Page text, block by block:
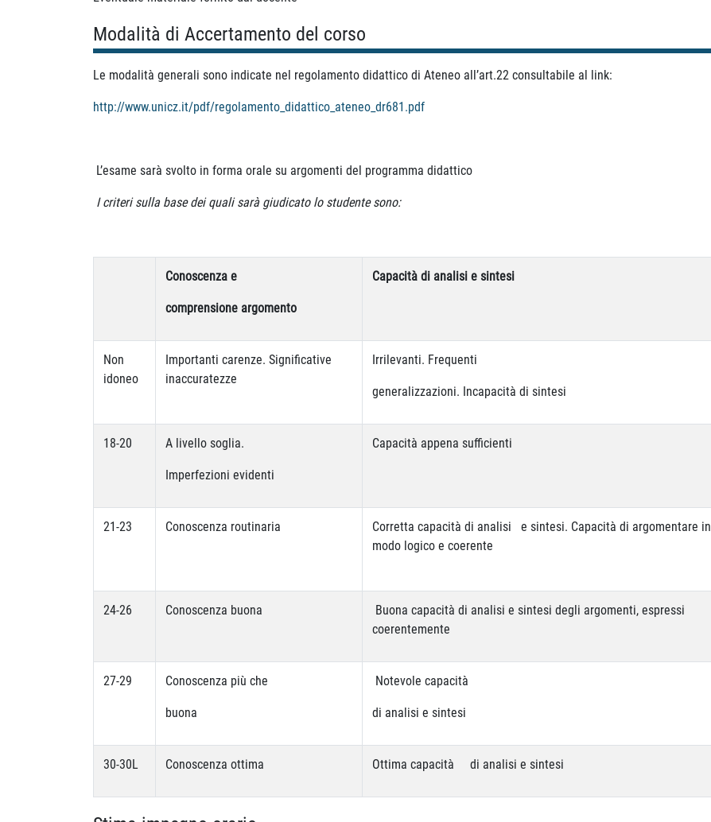
Modalità di Accertamento del corso
Le modalità generali sono indicate nel regolamento didattico di Ateneo all’art.22 consultabile al link:
http://www.unicz.it/pdf/regolamento_didattico_ateneo_dr681.pdf
L’esame sarà svolto in forma orale su argomenti del programma didattico
I criteri sulla base dei quali sarà giudicato lo studente sono:
Conoscenza e
comprensione argomento
Capacità di analisi e sintesi
Non
idoneo
Importanti carenze. Significative
inaccuratezze
Irrilevanti. Frequenti
generalizzazioni. Incapacità di sintesi
18-20 A livello soglia.
Imperfezioni evidenti
Capacità appena sufficienti
21-23 Conoscenza routinaria
Corretta capacità di analisi e sintesi. Capacità di argomentare in
modo logico e coerente
24-26 Conoscenza buona
Buona capacità di analisi e sintesi degli argomenti, espressi
coerentemente
27-29 Conoscenza più che
buona
Notevole capacità
di analisi e sintesi
30-30L Conoscenza ottima Ottima capacità di analisi e sintesi